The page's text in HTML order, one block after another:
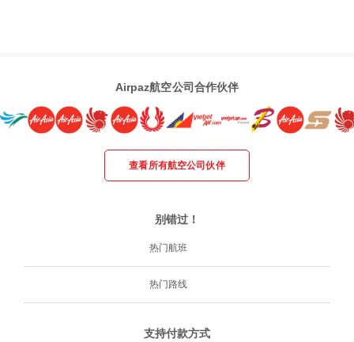
Airpaz航空公司合作伙伴
查看所有航空公司伙伴
别错过！
热门航班
热门路线
支持付款方式